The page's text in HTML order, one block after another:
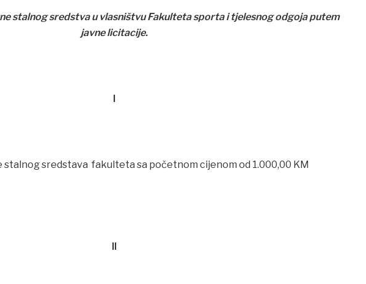
stalnog sredstva u vlasništvu Fakulteta sporta i tjelesnog odgoja putem
javne licitacije.
I
stalnog sredstava fakulteta sa početnom cijenom od 1.000,00 KM
II